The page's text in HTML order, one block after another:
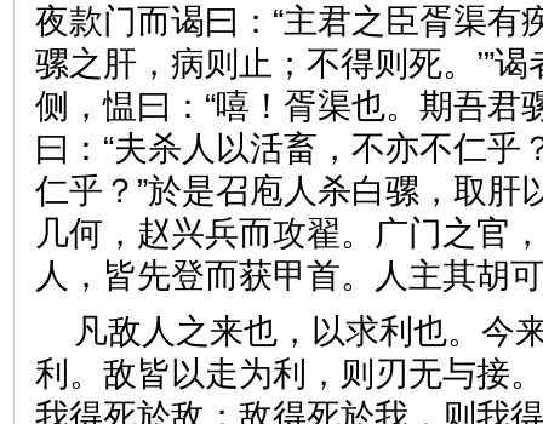
夜款门而谒曰：“主君之臣胥渠有
骡之肝，病则止；不得则死。’”
侧，愠曰：“嘻！胥渠也。期吾君
曰：“夫杀人以活畜，不亦不仁乎
仁乎？”於是召庖人杀白骡，取肝
几何，赵兴兵而攻翟。广门之官
人，皆先登而获甲首。人主其
凡敌人之来也，以求利也。今
利。敌皆以走为利，则刃无与接
我得死於敌；敌得死於我，则我